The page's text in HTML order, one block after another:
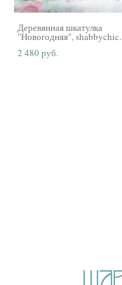
Деревянная шкатулка
"Новогодняя", shabbychic.
2 480 pуб.